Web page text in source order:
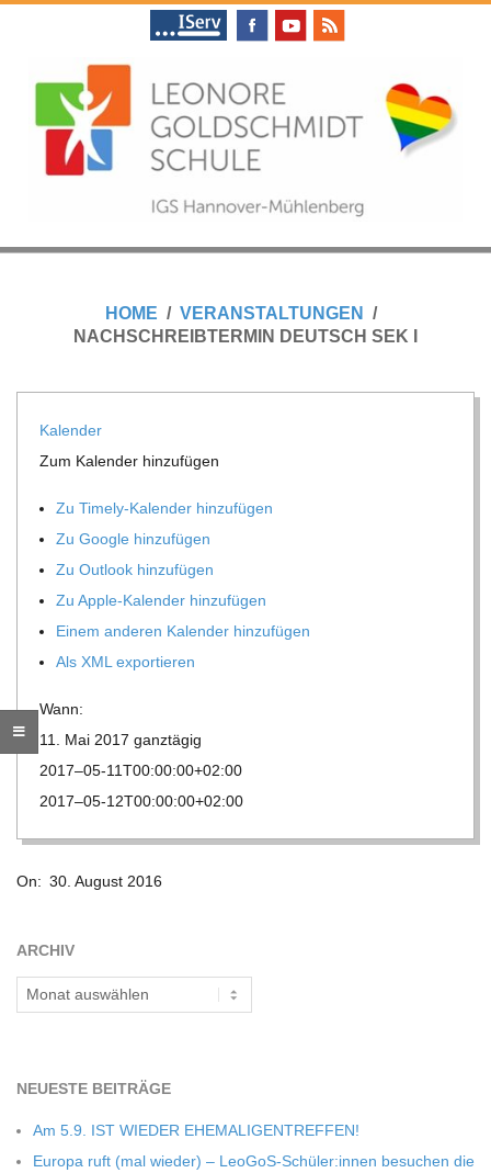
L
N
O
R
E
G
O
L
D
S
C
H
M
HOME
VERANSTALTUNGEN
NACHSCHREIBTERMIN DEUTSCH SEK I
Kalen­der
Zum Kalen­der hinzufügen
Zu Timely-Kalen­der hinzufügen
Zu Google hinzufügen
Zu Out­look hinzufügen
Zu Apple-Kalen­der hinzufügen
Einem ande­ren Kalen­der hinzufügen
Als XML exportieren
Wann:
11. Mai 2017 ganz­tä­gig
2017–05-11T00:00:00+02:00
2017–05-12T00:00:00+02:00
08-
On: 30. August 2016
ARCHIV
Archiv
NEU­ESTE BEITRÄGE
Am 5.9. IST WIEDER EHEMALIGENTREFFEN!
Europa ruft (mal wie­der) – LeoGoS-Schüler:innen besu­chen die